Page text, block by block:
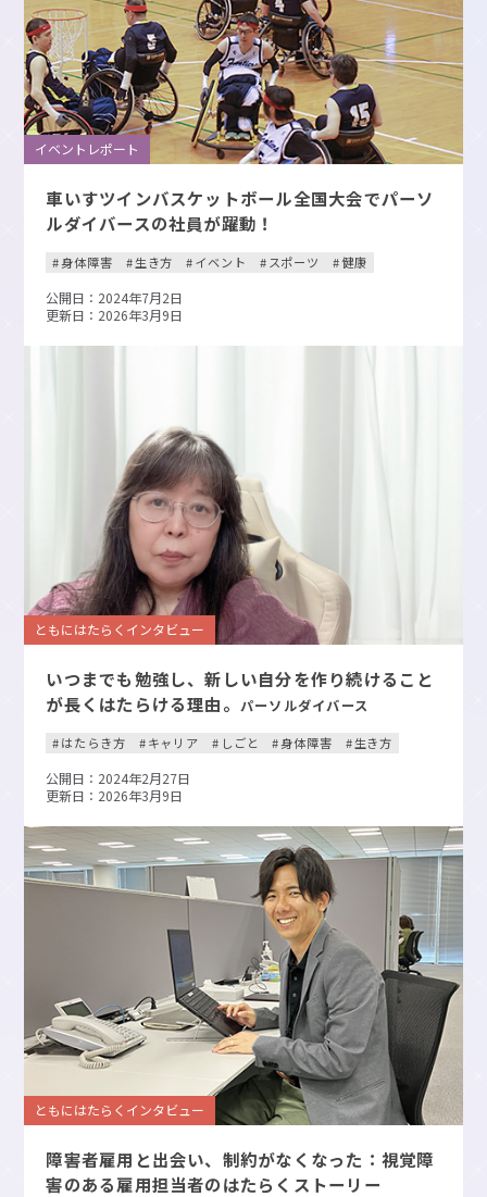
イベントレポート
車いすツインバスケットボール全国大会でパーソ
ルダイバースの社員が躍動！
身体障害 生き方 イベント スポーツ 健康
公開日：2024年7月2日
更新日：2026年3月9日
ともにはたらくインタビュー
いつまでも勉強し、新しい自分を作り続けること
が長くはたらける理由。 パーソルダイバース
はたらき方 キャリア しごと 身体障害 生き方
公開日：2024年2月27日
更新日：2026年3月9日
ともにはたらくインタビュー
障害者雇用と出会い、制約がなくなった：視覚障
害のある雇用担当者のはたらくストーリー